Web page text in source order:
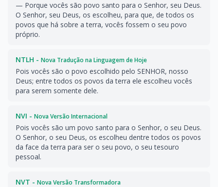
— Porque vocês são povo santo para o Senhor, seu Deus.
O Senhor, seu Deus, os escolheu, para que, de todos os
povos que há sobre a terra, vocês fossem o seu povo
próprio.
NTLH - Nova Tradução na Linguagem de Hoje
Pois vocês são o povo escolhido pelo SENHOR, nosso
Deus; entre todos os povos da terra ele escolheu vocês
para serem somente dele.
NVI - Nova Versão Internacional
Pois vocês são um povo santo para o Senhor, o seu Deus.
O Senhor, o seu Deus, os escolheu dentre todos os povos
da face da terra para ser o seu povo, o seu tesouro
pessoal.
NVT - Nova Versão Transformadora